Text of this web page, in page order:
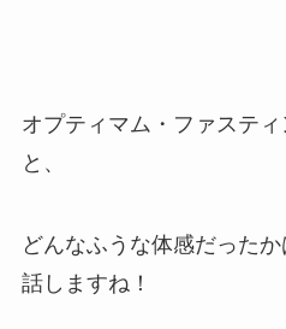
オプティマム・ファステ
と、
どんなふうな体感だった
話しますね！